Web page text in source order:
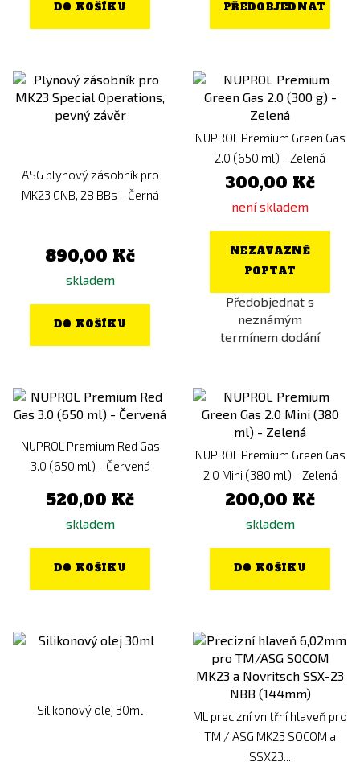
DO KOŠÍKU PŘEDOBJEDNAT
ASG plynový zásobník pro
MK23 GNB, 28 BBs - Černá
890,00 Kč
skladem
DO KOŠÍKU
NUPROL Premium Green Gas
2.0 (650 ml) - Zelená
300,00 Kč
není skladem
NEZÁVAZNĚ
POPTAT
Předobjednat s
neznámým
termínem dodání
NUPROL Premium Red Gas
3.0 (650 ml) - Červená
520,00 Kč
skladem
DO KOŠÍKU
NUPROL Premium Green Gas
2.0 Mini (380 ml) - Zelená
200,00 Kč
skladem
DO KOŠÍKU
Silikonový olej 30ml
ML precizní vnitřní hlaveň pro
TM / ASG MK23 SOCOM a
SSX23...